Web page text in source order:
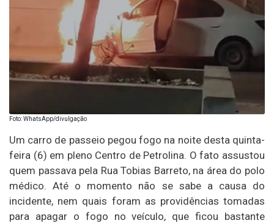
Foto: WhatsApp/divulgação
Um carro de passeio pegou fogo na noite desta quinta-
feira (6) em pleno Centro de Petrolina. O fato assustou
quem passava pela Rua Tobias Barreto, na área do polo
médico. Até o momento não se sabe a causa do
incidente, nem quais foram as providências tomadas
para apagar o fogo no veículo, que ficou bastante